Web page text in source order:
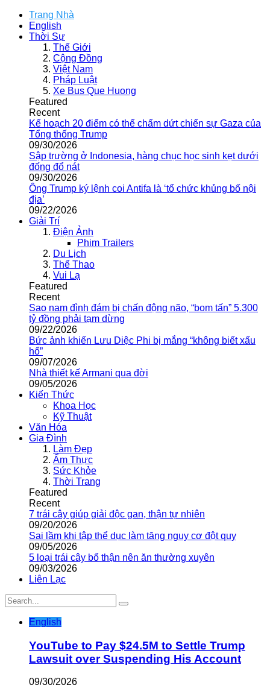
Trang Nhà
English
Thời Sự
Thế Giới
Cộng Đồng
Việt Nam
Pháp Luật
Xe Bus Que Huong
Featured
Recent
Kế hoạch 20 điểm có thể chấm dứt chiến sự Gaza của
Tổng thống Trump
09/30/2026
Sập trường ở Indonesia, hàng chục học sinh kẹt dưới
đống đổ nát
09/30/2026
Ông Trump ký lệnh coi Antifa là ‘tổ chức khủng bố nội
địa’
09/22/2026
Giải Trí
Điện Ảnh
Phim Trailers
Du Lịch
Thể Thao
Vui Lạ
Featured
Recent
Sao nam đình đám bị chấn động não, “bom tấn” 5.300
tỷ đồng phải tạm dừng
09/22/2026
Bức ảnh khiến Lưu Diệc Phi bị mắng “không biết xấu
hổ”
09/07/2026
Nhà thiết kế Armani qua đời
09/05/2026
Kiến Thức
Khoa Học
Kỹ Thuật
Văn Hóa
Gia Đình
Làm Đẹp
Ẩm Thực
Sức Khỏe
Thời Trang
Featured
Recent
7 trái cây giúp giải độc gan, thận tự nhiên
09/20/2026
Sai lầm khi tập thể dục làm tăng nguy cơ đột quỵ
09/05/2026
5 loại trái cây bổ thận nên ăn thường xuyên
09/03/2026
Liên Lạc
English
YouTube to Pay $24.5M to Settle Trump
Lawsuit over Suspending His Account
09/30/2026